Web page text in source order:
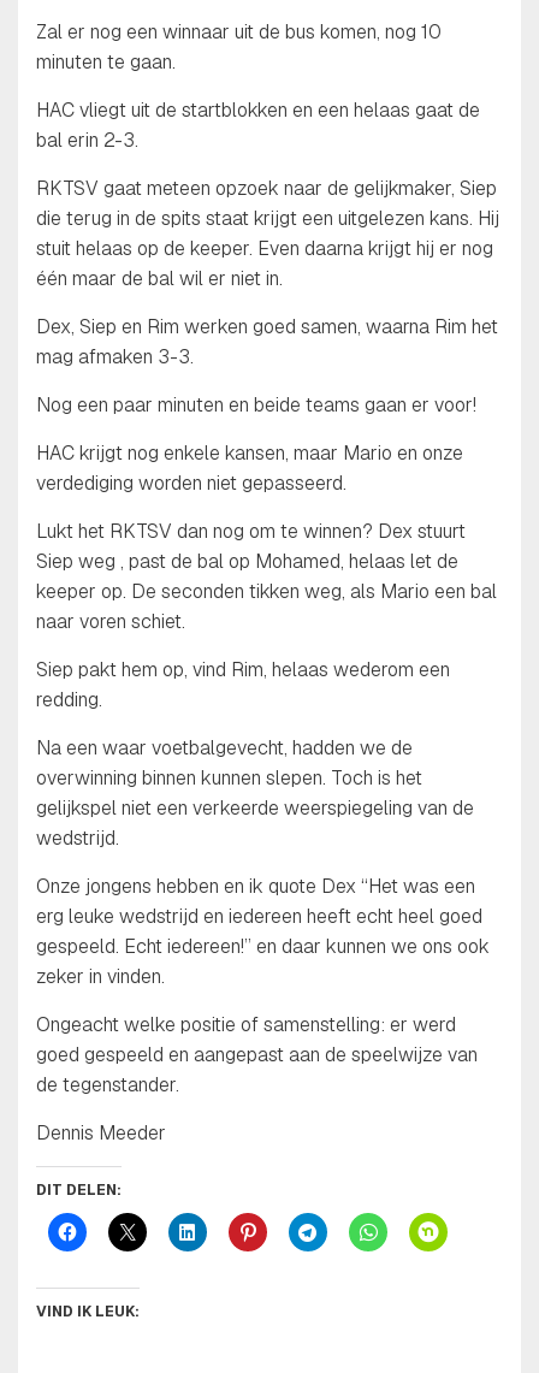
Zal er nog een winnaar uit de bus komen, nog 10
minuten te gaan.
HAC vliegt uit de startblokken en een helaas gaat de
bal erin 2-3.
RKTSV gaat meteen opzoek naar de gelijkmaker, Siep
die terug in de spits staat krijgt een uitgelezen kans. Hij
stuit helaas op de keeper. Even daarna krijgt hij er nog
één maar de bal wil er niet in.
Dex, Siep en Rim werken goed samen, waarna Rim het
mag afmaken 3-3.
Nog een paar minuten en beide teams gaan er voor!
HAC krijgt nog enkele kansen, maar Mario en onze
verdediging worden niet gepasseerd.
Lukt het RKTSV dan nog om te winnen? Dex stuurt
Siep weg , past de bal op Mohamed, helaas let de
keeper op. De seconden tikken weg, als Mario een bal
naar voren schiet.
Siep pakt hem op, vind Rim, helaas wederom een
redding.
Na een waar voetbalgevecht, hadden we de
overwinning binnen kunnen slepen. Toch is het
gelijkspel niet een verkeerde weerspiegeling van de
wedstrijd.
Onze jongens hebben en ik quote Dex “Het was een
erg leuke wedstrijd en iedereen heeft echt heel goed
gespeeld. Echt iedereen!” en daar kunnen we ons ook
zeker in vinden.
Ongeacht welke positie of samenstelling: er werd
goed gespeeld en aangepast aan de speelwijze van
de tegenstander.
Dennis Meeder
DIT DELEN:
VIND IK LEUK: